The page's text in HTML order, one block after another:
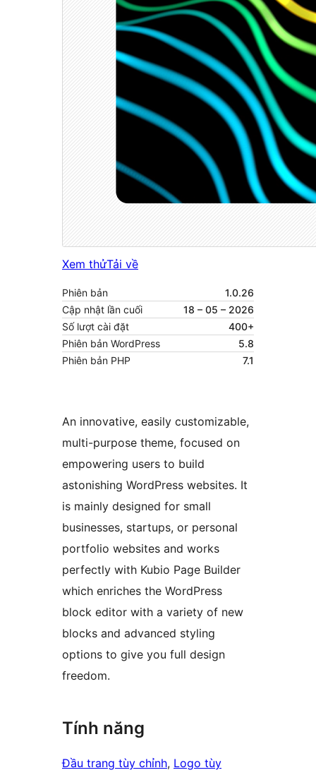
Xem thửTải về
Phiên bản
1.0.26
Cập nhật lần cuối
18 – 05 – 2026
Số lượt cài đặt
400+
Phiên bản WordPress
5.8
Phiên bản PHP
7.1
An innovative, easily customizable,
multi-purpose theme, focused on
empowering users to build
astonishing WordPress websites. It
is mainly designed for small
businesses, startups, or personal
portfolio websites and works
perfectly with Kubio Page Builder
which enriches the WordPress
block editor with a variety of new
blocks and advanced styling
options to give you full design
freedom.
Tính năng
Đầu trang tùy chỉnh, Logo tùy